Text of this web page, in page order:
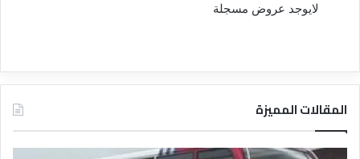
لايوجد عروض مسجلة
المقالات المميزة